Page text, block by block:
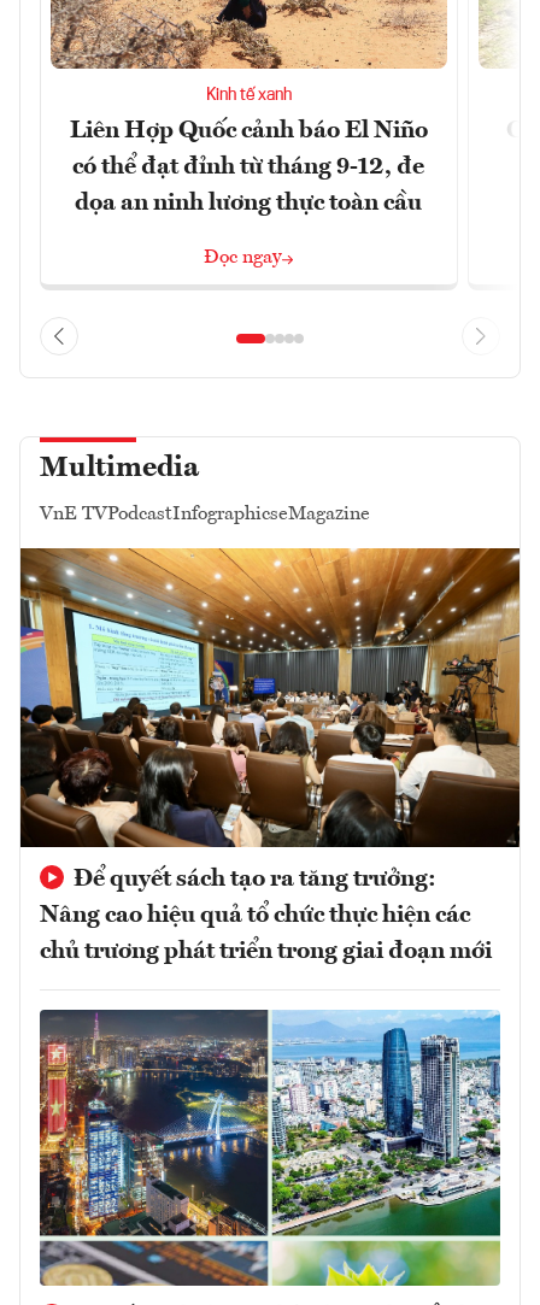
Kinh tế xanh
Liên Hợp Quốc cảnh báo El Niño
có thể đạt đỉnh từ tháng 9-12, đe
dọa an ninh lương thực toàn cầu
Đọc ngay
Multimedia
VnE TVPodcastInfographicseMagazine
Để quyết sách tạo ra tăng trưởng:
Nâng cao hiệu quả tổ chức thực hiện các
chủ trương phát triển trong giai đoạn mới